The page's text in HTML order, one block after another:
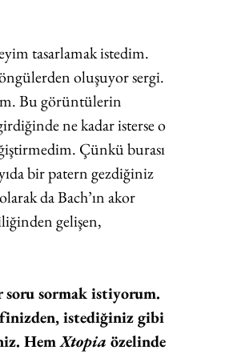
tasarlamak istedim.
oluşuyor sergi.
Bu görüntülerin
ne kadar isterse o
Çünkü burası
bir patern gezdiğiniz
da Bach’ın akor
gelişen,
sormak istiyorum.
istediğiniz gibi
Hem Xtopia özelinde